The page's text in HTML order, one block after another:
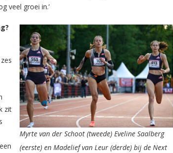
veel groei in.’
Myrte van der Schoot (tweede) Eveline Saalberg
(eerste) en Madelief van Leur (derde) bij de Next
zit